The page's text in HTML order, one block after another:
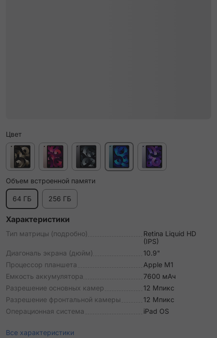
Цвет
Объем встроенной памяти
64 ГБ 256 ГБ
Характеристики
Тип матрицы (подробно)
Retina Liquid HD
(IPS)
Диагональ экрана (дюйм)
10.9"
Процессор планшета
Apple М1
Емкость аккумулятора
7600 мАч
Разрешение основных камер
12 Мпикс
Разрешение фронтальной камеры
12 Мпикс
Операционная система
iPad OS
Все характеристики